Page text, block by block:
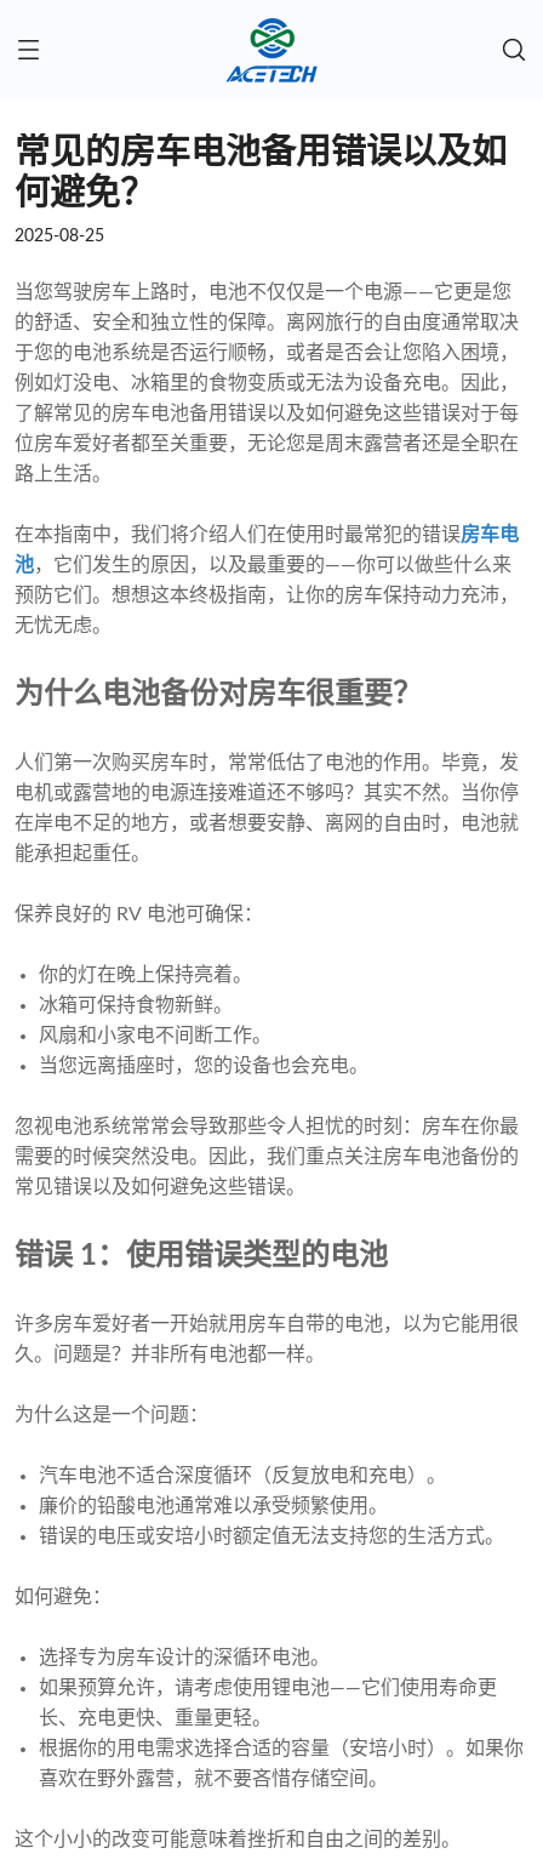
常见的房车电池备用错误以及如
何避免？
2025-08-25
当您驾驶房车上路时，电池不仅仅是一个电源——它更是您
的舒适、安全和独立性的保障。离网旅行的自由度通常取决
于您的电池系统是否运行顺畅，或者是否会让您陷入困境，
例如灯没电、冰箱里的食物变质或无法为设备充电。因此，
了解常见的房车电池备用错误以及如何避免这些错误对于每
位房车爱好者都至关重要，无论您是周末露营者还是全职在
路上生活。
在本指南中，我们将介绍人们在使用时最常犯的错误房车电
池，它们发生的原因，以及最重要的——你可以做些什么来
预防它们。想想这本终极指南，让你的房车保持动力充沛，
无忧无虑。
为什么电池备份对房车很重要？
人们第一次购买房车时，常常低估了电池的作用。毕竟，发
电机或露营地的电源连接难道还不够吗？其实不然。当你停
在岸电不足的地方，或者想要安静、离网的自由时，电池就
能承担起重任。
保养良好的 RV 电池可确保：
你的灯在晚上保持亮着。
冰箱可保持食物新鲜。
风扇和小家电不间断工作。
当您远离插座时，您的设备也会充电。
忽视电池系统常常会导致那些令人担忧的时刻：房车在你最
需要的时候突然没电。因此，我们重点关注房车电池备份的
常见错误以及如何避免这些错误。
错误 1：使用错误类型的电池
许多房车爱好者一开始就用房车自带的电池，以为它能用很
久。问题是？并非所有电池都一样。
为什么这是一个问题：
汽车电池不适合深度循环（反复放电和充电）。
廉价的铅酸电池通常难以承受频繁使用。
错误的电压或安培小时额定值无法支持您的生活方式。
如何避免：
选择专为房车设计的深循环电池。
如果预算允许，请考虑使用锂电池——它们使用寿命更
长、充电更快、重量更轻。
根据你的用电需求选择合适的容量（安培小时）。如果你
喜欢在野外露营，就不要吝惜存储空间。
这个小小的改变可能意味着挫折和自由之间的差别。